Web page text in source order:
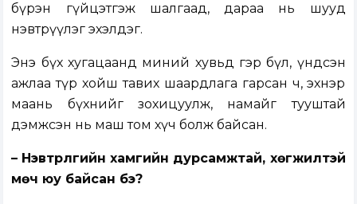
бүрэн гүйцэтгэж шалгаад, дараа нь шууд
нэвтрүүлэг эхэлдэг.
Энэ бүх хугацаанд миний хувьд гэр бүл, үндсэн
ажлаа түр хойш тавих шаардлага гарсан ч, эхнэр
маань бүхнийг зохицуулж, намайг тууштай
дэмжсэн нь маш том хүч болж байсан.
– Нэвтрүүлгийн хамгийн дурсамжтай, хөгжилтэй
мөч юу байсан бэ?